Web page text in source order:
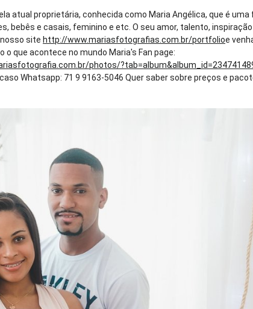
atual proprietária, conhecida como Maria Angélica, que é
bebês e casais, feminino e etc. O seu amor, talento,
site http://www.mariasfotografias.com.br/portfolioe
que acontece no mundo Maria's Fan page:
photos/
Whatsapp: 71 9 9163-5046 Quer saber sobre preços e